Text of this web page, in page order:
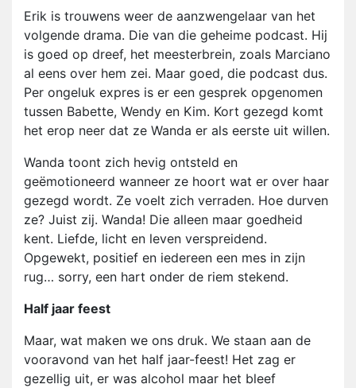
Erik is trouwens weer de aanzwengelaar van het
volgende drama. Die van die geheime podcast. Hij
is goed op dreef, het meesterbrein, zoals Marciano
al eens over hem zei. Maar goed, die podcast dus.
Per ongeluk expres is er een gesprek opgenomen
tussen Babette, Wendy en Kim. Kort gezegd komt
het erop neer dat ze Wanda er als eerste uit willen.
Wanda toont zich hevig ontsteld en
geëmotioneerd wanneer ze hoort wat er over haar
gezegd wordt. Ze voelt zich verraden. Hoe durven
ze? Juist zij. Wanda! Die alleen maar goedheid
kent. Liefde, licht en leven verspreidend.
Opgewekt, positief en iedereen een mes in zijn
rug… sorry, een hart onder de riem stekend.
Half jaar feest
Maar, wat maken we ons druk. We staan aan de
vooravond van het half jaar-feest! Het zag er
gezellig uit, er was alcohol maar het bleef